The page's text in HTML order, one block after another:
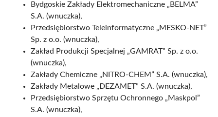
Bydgoskie Zakłady Elektromechaniczne „BELMA”
S.A. (wnuczka),
Przedsiębiorstwo Teleinformatyczne „MESKO-NET”
Sp. z o.o. (wnuczka),
Zakład Produkcji Specjalnej „GAMRAT” Sp. z o.o.
(wnuczka),
Zakłady Chemiczne „NITRO-CHEM” S.A. (wnuczka),
Zakłady Metalowe „DEZAMET” S.A. (wnuczka),
Przedsiębiorstwo Sprzętu Ochronnego „Maskpol”
S.A. (wnuczka),